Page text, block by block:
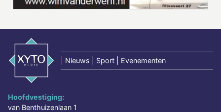
Nieuws | Sport | Evenementen
Hoofdvestiging:
van Benthuizenlaan 1